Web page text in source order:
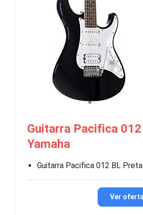
Guitarra Pacifica
Yamaha
Guitarra Pacifica 012 BL Preta
Ver